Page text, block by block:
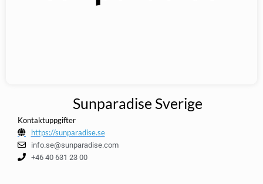
Sunparadise Sverige
Kontaktuppgifter
https://sunparadise.se
info.se@sunparadise.com
+46 40 631 23 00